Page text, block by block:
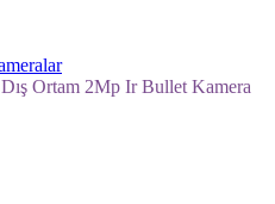
Ortam 2Mp Ir Bullet Kamera